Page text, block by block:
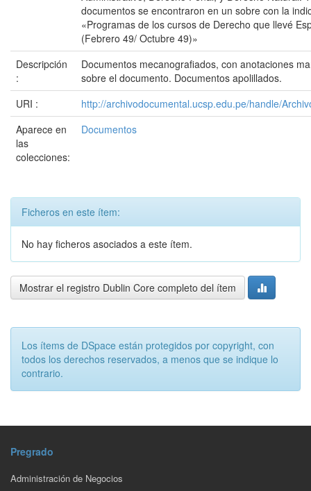
documentos se encontraron en un sobre con la
«Programas de los cursos de Derecho que llevé
(Febrero 49/ Octubre 49)»
Descripción
:
Documentos mecanografiados, con anotaciones
sobre el documento. Documentos apolillados.
URI :
http://archivodocumental.ucsp.edu.pe/handle/
Aparece en
las
colecciones:
Documentos
Ficheros en este ítem:
No hay ficheros asociados a este ítem.
Mostrar el registro Dublin Core completo del ítem
Los ítems de DSpace están protegidos por copyright, con
todos los derechos reservados, a menos que se indique lo
contrario.
Pregrado
Administración de Negocios